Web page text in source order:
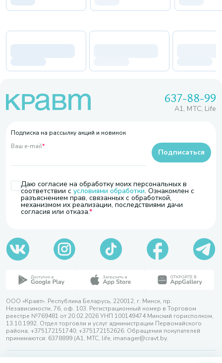
637-88-99
A1, МТС, Life
Подписка на рассылку акций и новинок
Ваш e-mail*
Даю согласие на обработку моих персональных в
соответствии с условиями обработки. Ознакомлен с
разъяснением прав, связанных с обработкой,
механизмом их реализации, последствиями дачи
согласия или отказа.
Подписаться
ООО «Кравт». Республика Беларусь, 220012, г. Минск, пр.
Независимости, 76, оф. 103. Регистрационный номер в Торговом
реестре №769481 от 20.02.2026 УНП 100149474 Минский горисполком,
13.10.1992. Отдел торговли и услуг администрации Первомайского
района, +375172151740; +375172152626. Обращения покупателей
принимаются: 6378899 (А1, МТС, life, imanager@cravt.by.